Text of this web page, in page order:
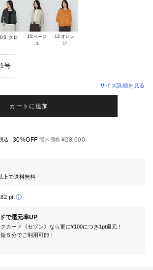
05:クロ
15:ベージ
13:オレン
ジ
号
サイズ詳細を見る
カートに追加
込 30%OFF 通常価格 ¥28,600
上で送料無料
pt
で還元率UP
カード《セゾン》なら更に¥100につき1pt還元！
５分でご利用可能！